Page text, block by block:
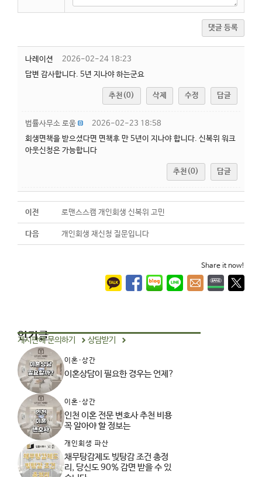
댓글 등록
나레이션
2026-02-24 18:23
답변 감사합니다. 5년 지나야 하는군요
추천(0) 삭제 수정 답글
법률사무소 로움
2026-02-23 18:58
회생면책을 받으셨다면 면책후 만 5년이 지나야 합니다. 신복위 워크
아웃신청은 가능합니다
추천(0) 답글
이전 로맨스스캠 개인회생 신복위 고민
다음 개인회생 재신청 질문입니다
Share it now!
인기글
게시판에 문의하기 상담받기
이혼·상간
이혼상담이 필요한 경우는 언제?
이혼·상간
인천 이혼 전문 변호사 추천 비용
꼭 알아야 할 정보는
개인회생 파산
채무탕감제도 빚탕감 조건 총정
리, 당신도 90% 감면 받을 수 있